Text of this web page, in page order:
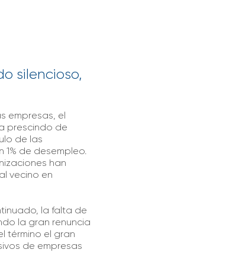
silencioso,
empresas, el
prescindo de
de las
1% de desempleo.
han
vecino en
la falta de
la gran renuncia
término el gran
de empresas